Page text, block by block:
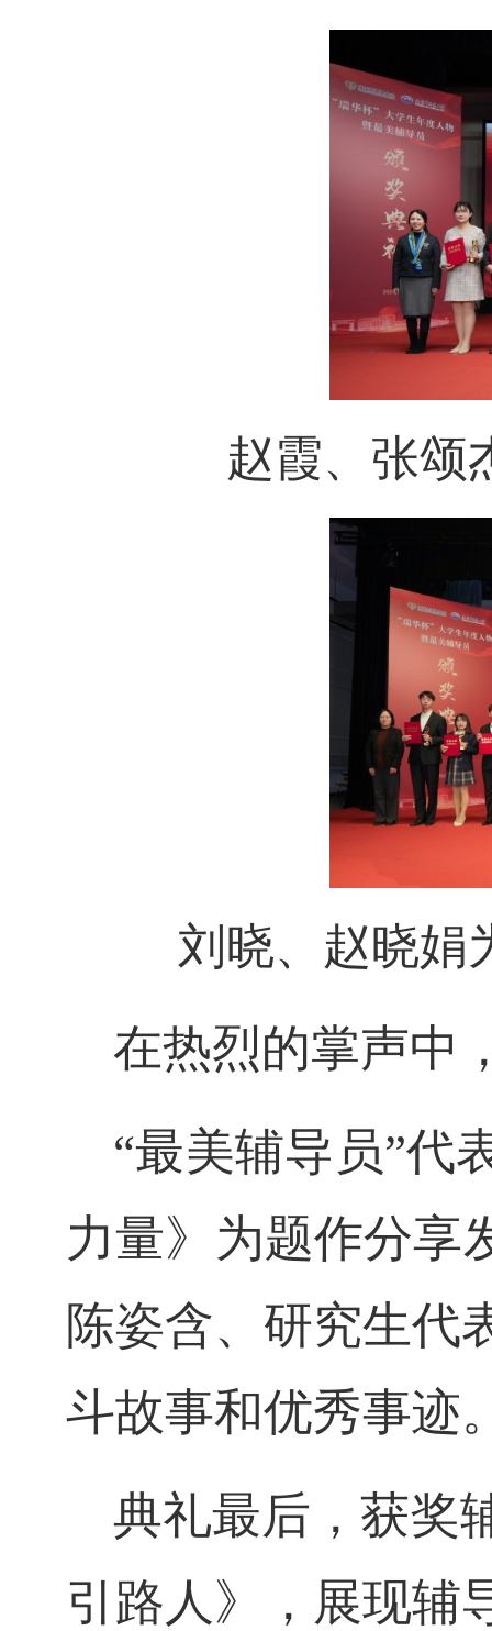
赵霞、张颂
刘晓、赵晓娟
在热烈的掌声中
“最美辅导员”代
力量》为题作分享
陈姿含、研究生代
斗故事和优秀事迹
典礼最后，获奖
引路人》，展现辅